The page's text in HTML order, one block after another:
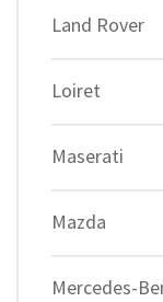
Land Rover
Loiret
Maserati
Mazda
Mercedes-